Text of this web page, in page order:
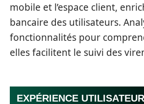
mobile et l’espace client,
bancaire des utilisateurs.
fonctionnalités pour
elles facilitent le suivi des
EXPÉRIENCE